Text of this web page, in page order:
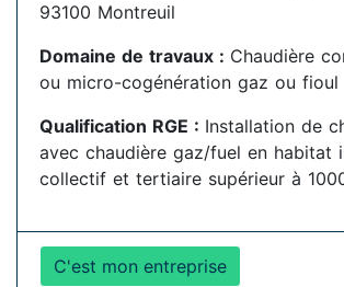
93100 Montreuil
Domaine de travaux : Chaudière
ou micro-cogénération gaz ou fioul
Qualification RGE : Installation de
avec chaudière gaz/fuel en habitat
collectif et tertiaire supérieur à
C'est mon entreprise